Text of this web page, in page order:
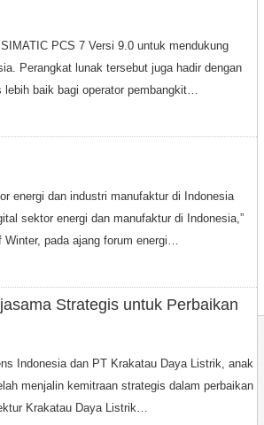
PCS 7 Versi 9.0 untuk mendukung
Perangkat lunak tersebut juga hadir dengan
baik bagi operator pembangkit…
energi dan industri manufaktur di Indonesia
sektor energi dan manufaktur di Indonesia,”
pada ajang forum energi…
Strategis untuk Perbaikan
Indonesia dan PT Krakatau Daya Listrik, anak
menjalin kemitraan strategis dalam perbaikan
Krakatau Daya Listrik…